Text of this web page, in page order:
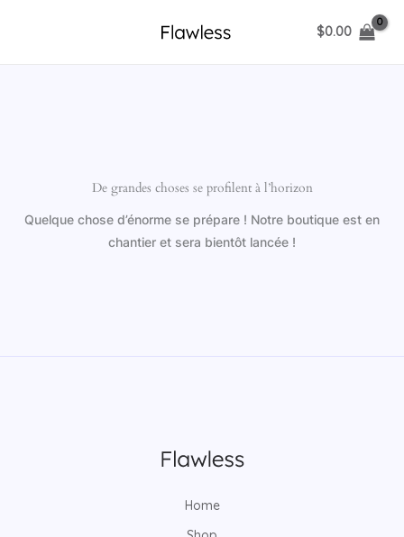
$0.00
De grandes choses se profilent à l’horizon
Quelque chose d’énorme se prépare ! Notre boutique est en
chantier et sera bientôt lancée !
Home